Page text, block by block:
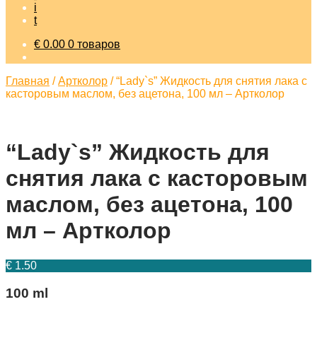
i
t
€ 0.00 0 товаров
Главная /Артколор /“Lady`s” Жидкость для снятия лака с
касторовым маслом, без ацетона, 100 мл – Артколор
“Lady`s” Жидкость для
снятия лака с касторовым
маслом, без ацетона, 100
мл – Артколор
€ 1.50
100 ml